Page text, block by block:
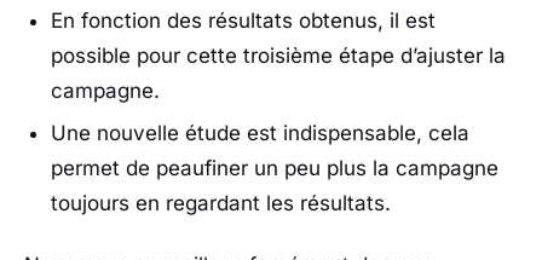
En fonction des résultats obtenus, il est
possible pour cette troisième étape d’ajuster la
campagne.
Une nouvelle étude est indispensable, cela
permet de peaufiner un peu plus la campagne
toujours en regardant les résultats.